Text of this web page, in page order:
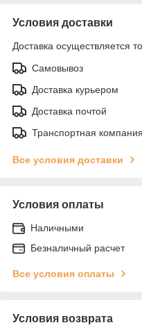
Условия доставки
Доставка осуществляется
Самовывоз
Доставка курьером
Доставка почтой
Транспортная компания
Все условия доставки
Условия оплаты
Наличными
Безналичный расчет
Все условия оплаты
Условия возврата